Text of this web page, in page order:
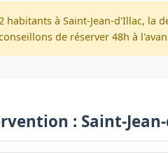
habitants à Saint-Jean-d'Illac, la
de réserver 48h à
: Saint-